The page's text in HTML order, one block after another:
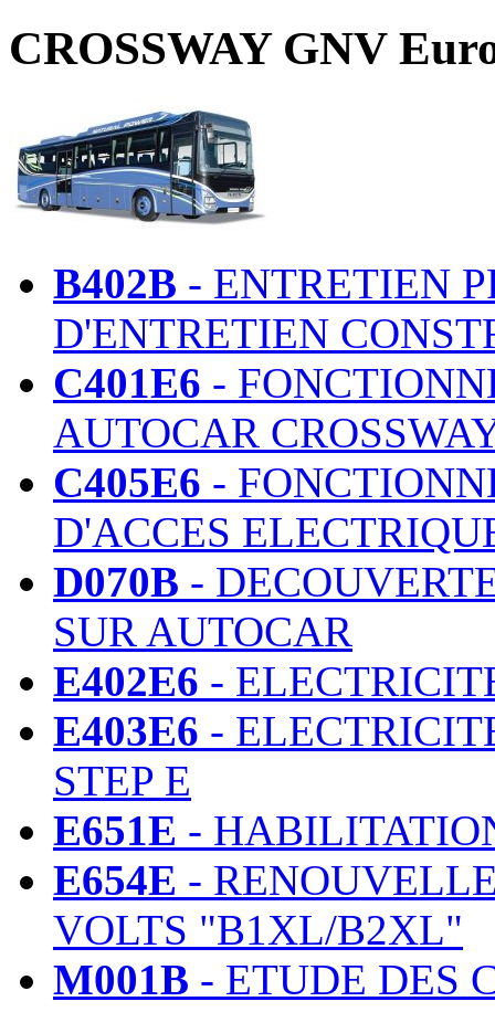
CROSSWAY GNV
B402B - ENTRETIEN
D'ENTRETIEN
C401E6 -
AUTOCAR
C405E6 -
D'ACCES
D070B -
SUR AUTOCAR
E402E6 -
E403E6 -
STEP E
E651E -
E654E -
VOLTS "B1XL/B2XL"
M001B - ETUDE DES